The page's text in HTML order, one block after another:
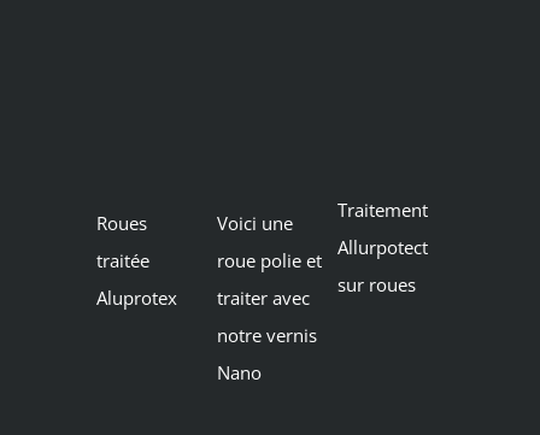
Roues
traitée
Aluprotex
Voici une
roue polie et
traiter avec
notre vernis
Nano
Traitement
Allurpotect
sur roues